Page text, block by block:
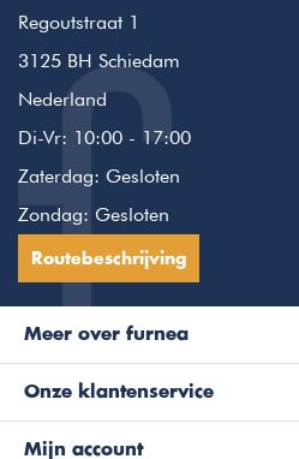
Regoutstraat 1
3125 BH Schiedam
Nederland
Di-Vr: 10:00 - 17:00
Zaterdag: Gesloten
Zondag: Gesloten
Routebeschrijving
Meer over furnea
Onze klantenservice
Mijn account